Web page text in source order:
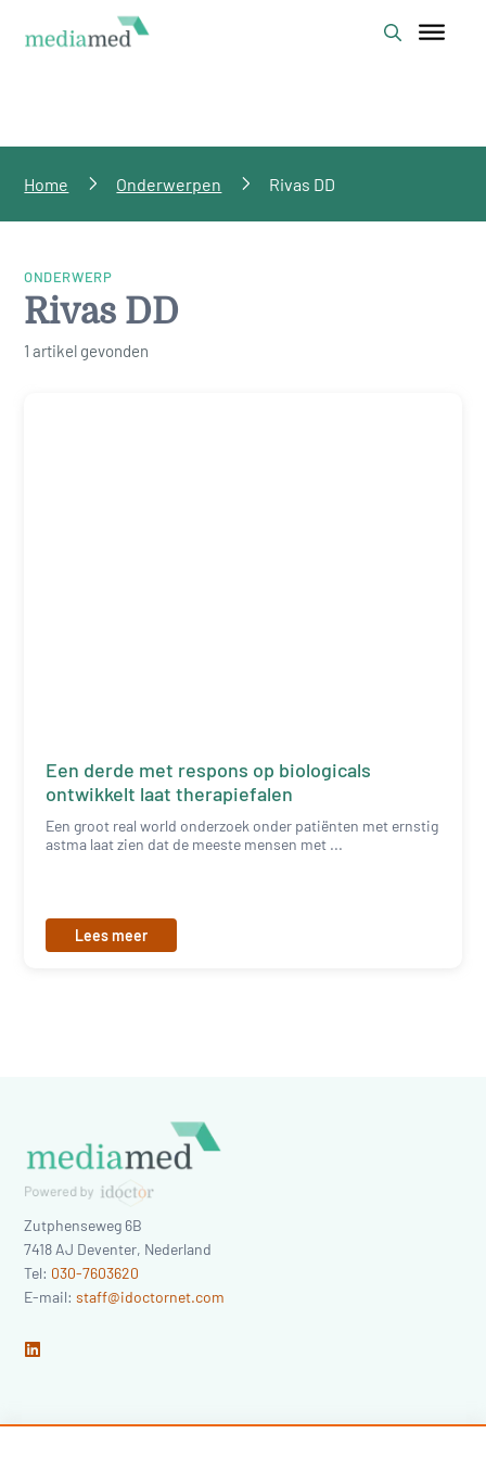
Home Onderwerpen Rivas DD
ONDERWERP
Rivas DD
1 artikel gevonden
Een derde met respons op biologicals
ontwikkelt laat therapiefalen
Een groot real world onderzoek onder patiënten met ernstig
astma laat zien dat de meeste mensen met ...
Lees meer
Zutphenseweg 6B
7418 AJ Deventer, Nederland
Tel: 030-7603620
E-mail:staff@idoctornet.com